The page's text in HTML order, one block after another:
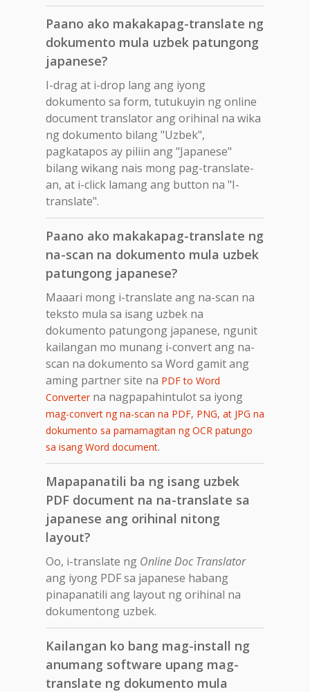
Paano ako makakapag-translate ng
dokumento mula uzbek patungong
japanese?
I-drag at i-drop lang ang iyong
dokumento sa form, tutukuyin ng online
document translator ang orihinal na wika
ng dokumento bilang "Uzbek",
pagkatapos ay piliin ang "Japanese"
bilang wikang nais mong pag-translate-
an, at i-click lamang ang button na "I-
translate".
Paano ako makakapag-translate ng
na-scan na dokumento mula uzbek
patungong japanese?
Maaari mong i-translate ang na-scan na
teksto mula sa isang uzbek na
dokumento patungong japanese, ngunit
kailangan mo munang i-convert ang na-
scan na dokumento sa Word gamit ang
aming partner site na PDF to Word
Converterna nagpapahintulot sa iyong
mag-convert ng na-scan na PDF, PNG, at JPG na
dokumento sa pamamagitan ng OCR patungo
sa isang Word document.
Mapapanatili ba ng isang uzbek
PDF document na na-translate sa
japanese ang orihinal nitong
layout?
Oo, i-translate ng Online Doc Translator
ang iyong PDF sa japanese habang
pinapanatili ang layout ng orihinal na
dokumentong uzbek.
Kailangan ko bang mag-install ng
anumang software upang mag-
translate ng dokumento mula